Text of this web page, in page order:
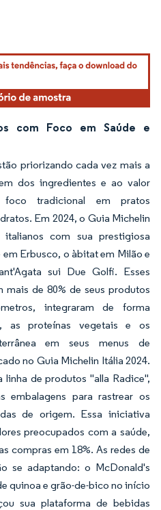
com Foco em Saúde e
priorizando cada vez mais a
dos ingredientes e ao valor
foco tradicional em pratos
Em 2024, o Guia Michelin
italianos com sua prestigiosa
Erbusco, o àbitat em Milão e
sui Due Golfi. Esses
mais de 80% de seus produtos
integraram de forma
as proteínas vegetais e os
em seus menus de
no Guia Michelin Itália 2024.
linha de produtos "alla Radice",
embalagens para rastrear os
de origem. Essa iniciativa
preocupados com a saúde,
compras em 18%. As redes de
se adaptando: o McDonald's
quinoa e grão-de-bico no início
sua plataforma de bebidas